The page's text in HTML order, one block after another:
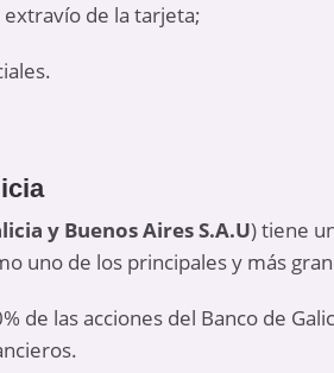
de la tarjeta;
y Buenos Aires S.A.U) tiene
uno de los principales y más
de las acciones del Banco de